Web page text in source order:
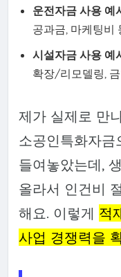
운전자금 사용 예
공과금, 마케팅비
시설자금 사용 예
확장/리모델링,
제가 실제로 만
소공인특화자금
들여놓았는데,
올라서 인건비
해요. 이렇게 적
사업 경쟁력을